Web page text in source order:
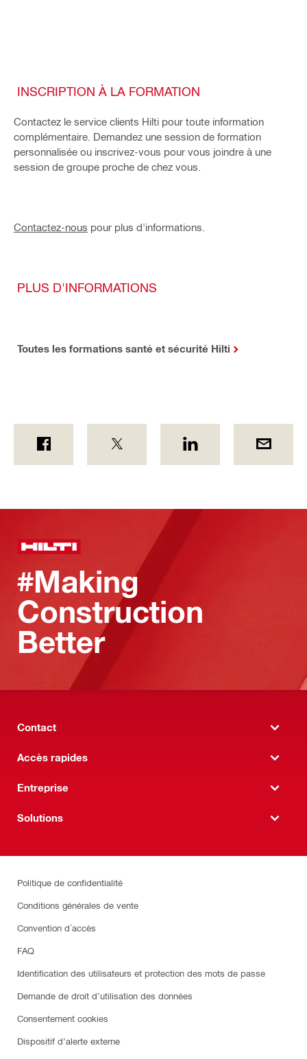
INSCRIPTION À LA FORMATION
Contactez le service clients Hilti pour toute information
complémentaire. Demandez une session de formation
personnalisée ou inscrivez-vous pour vous joindre à une
session de groupe proche de chez vous.
Contactez-nous pour plus d'informations.
PLUS D'INFORMATIONS
Toutes les formations santé et sécurité Hilti
#Making
Construction
Better
Contact
Accès rapides
Entreprise
Solutions
Politique de confidentialité
Conditions générales de vente
Convention d´accès
FAQ
Identification des utilisateurs et protection des mots de passe
Demande de droit d’utilisation des données
Consentement cookies
Dispositif d’alerte externe